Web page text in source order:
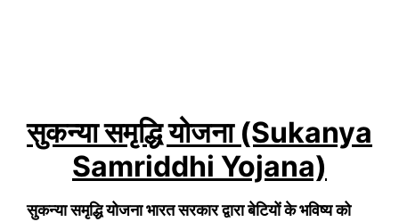
सुकन्या समृद्धि योजना (Sukanya
Samriddhi Yojana)
सुकन्या समृद्धि योजना भारत सरकार द्वारा बेटियों के भविष्य को